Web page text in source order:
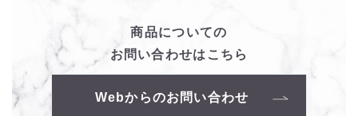
商品についての
お問い合わせはこちら
Webからのお問い合わせ